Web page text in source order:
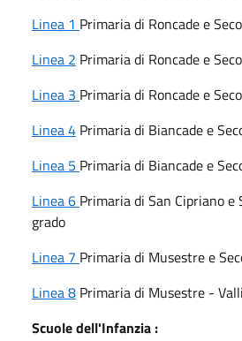
Linea 1 Primaria di Roncade e
Linea 2 Primaria di Roncade e
Linea 3 Primaria di Roncade e
Linea 4 Primaria di Biancade e
Linea 5 Primaria di Biancade e
Linea 6 Primaria di San Cipriano e
grado
Linea 7 Primaria di Musestre e
Linea 8 Primaria di Musestre -
Scuole dell'Infanzia :